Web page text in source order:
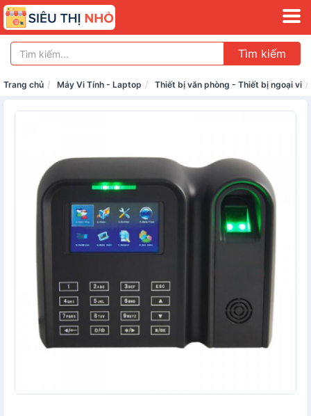
Tìm kiếm
Trang chủ Máy Vi Tính - Laptop Thiết bị văn phòng - Thiết bị ngoại vi